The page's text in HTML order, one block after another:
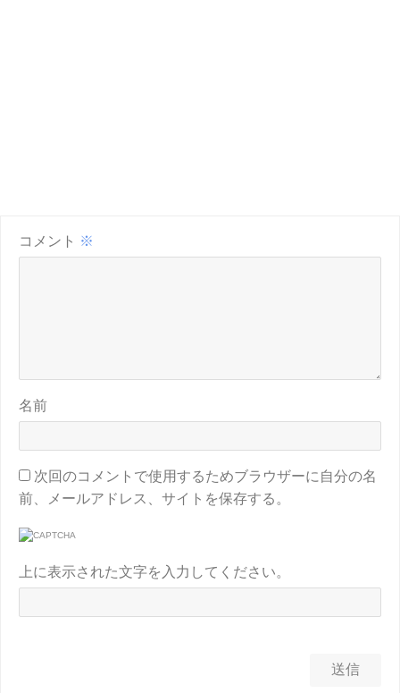
コメント ※
名前
次回のコメントで使用するためブラウザーに自分の名
前、メールアドレス、サイトを保存する。
上に表示された文字を入力してください。